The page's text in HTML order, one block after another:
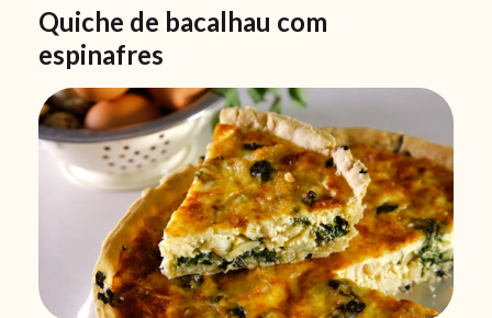
Quiche de bacalhau com
espinafres